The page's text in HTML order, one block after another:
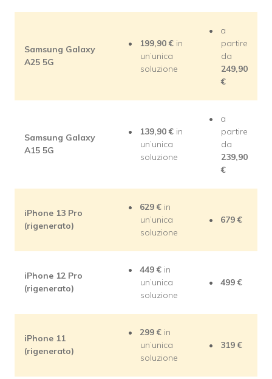
Samsung Galaxy
A25 5G
199,90 € in
un’unica
soluzione
a
partire
da
249,90
€
Samsung Galaxy
A15 5G
139,90 € in
un’unica
soluzione
a
partire
da
239,90
€
iPhone 13 Pro
(rigenerato)
629 € in
un’unica
soluzione
679 €
iPhone 12 Pro
(rigenerato)
449 € in
un’unica
soluzione
499 €
iPhone 11
(rigenerato)
299 € in
un’unica
soluzione
319 €